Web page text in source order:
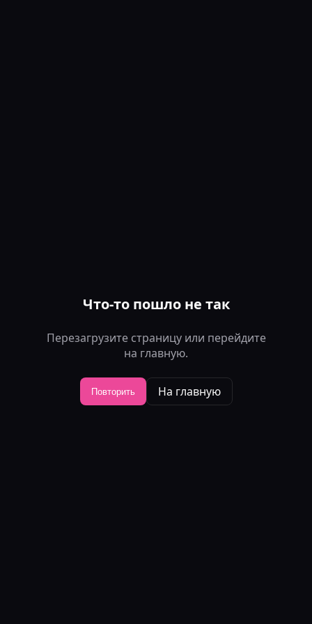
Что-то пошло не так
Перезагрузите страницу или перейдите
на главную.
Повторить На главную